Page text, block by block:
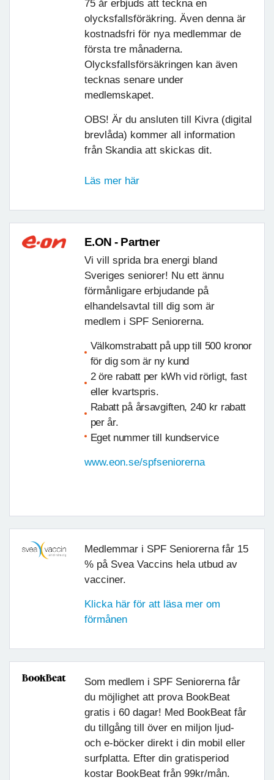
75 år erbjuds att teckna en
olycksfallsföräkring. Även denna är
kostnadsfri för nya medlemmar de
första tre månaderna.
Olycksfallsförsäkringen kan även
tecknas senare under
medlemskapet.
OBS! Är du ansluten till Kivra (digital
brevlåda) kommer all information
från Skandia att skickas dit.
Läs mer här
E.ON - Partner
Vi vill sprida bra energi bland
Sveriges seniorer! Nu ett ännu
förmånligare erbjudande på
elhandelsavtal till dig som är
medlem i SPF Seniorerna.
Välkomstrabatt på upp till 500 kronor
för dig som är ny kund
2 öre rabatt per kWh vid rörligt, fast
eller kvartspris.
Rabatt på årsavgiften, 240 kr rabatt
per år.
Eget nummer till kundservice
www.eon.se/spfseniorerna
Medlemmar i SPF Seniorerna får 15
% på Svea Vaccins hela utbud av
vacciner.
Klicka här för att läsa mer om
förmånen
Som medlem i SPF Seniorerna får
du möjlighet att prova BookBeat
gratis i 60 dagar! Med BookBeat får
du tillgång till över en miljon ljud-
och e-böcker direkt i din mobil eller
surfplatta. Efter din gratisperiod
kostar BookBeat från 99kr/mån.